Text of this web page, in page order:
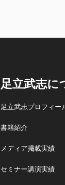
足立武志に
足立武志プロフィー
書籍紹介
メディア掲載実績
セミナー講演実績